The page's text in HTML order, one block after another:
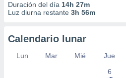
Duración del día 14h 27m
Luz diurna restante 3h 56m
Calendario lunar
Lun Mar Mié Jue
6